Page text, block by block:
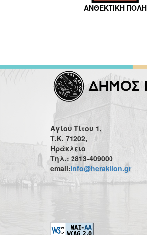
ΑΝΘΕΚΤΙΚΗ ΠΟΛΗ
Αγίου Τίτου 1,
Τ.Κ. 71202,
Ηράκλειο
Τηλ.: 2813-409000
email:info@heraklion.gr